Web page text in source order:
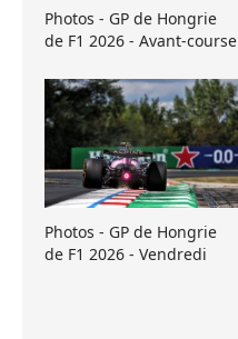
Photos - GP de Hongrie
de F1 2026 - Avant-course
Photos - GP de Hongrie
de F1 2026 - Vendredi